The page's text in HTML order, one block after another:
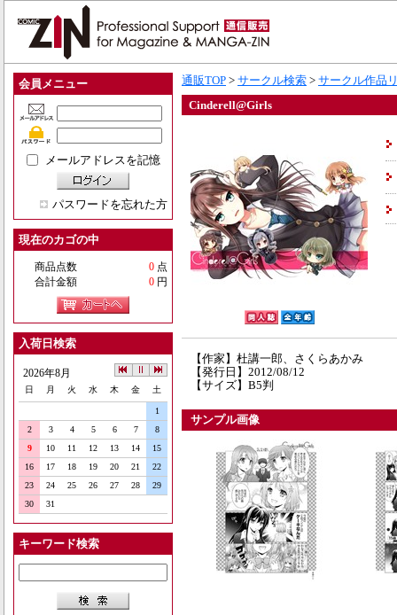
会員メニュー
メールアドレスを記憶
パスワードを忘れた方
現在のカゴの中
商品点数 0 点
合計金額
0 円
入荷日検索
2026年8月
日 月 火 水 木 金 土
1
2
3 4 5 6 7
8
9
10 11 12 13 14
15
16
17 18 19 20 21
22
23
24 25 26 27 28
29
30
31
キーワード検索
通販TOP > サークル検索 > サークル作品
Cinderell@Girls
【作家】杜講一郎、さくらあかみ
【発行日】2012/08/12
【サイズ】B5判
サンプル画像